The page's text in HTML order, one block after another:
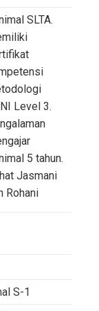
SLTA.
Level 3.
5 tahun.
Jasmani
Rohani
S-1